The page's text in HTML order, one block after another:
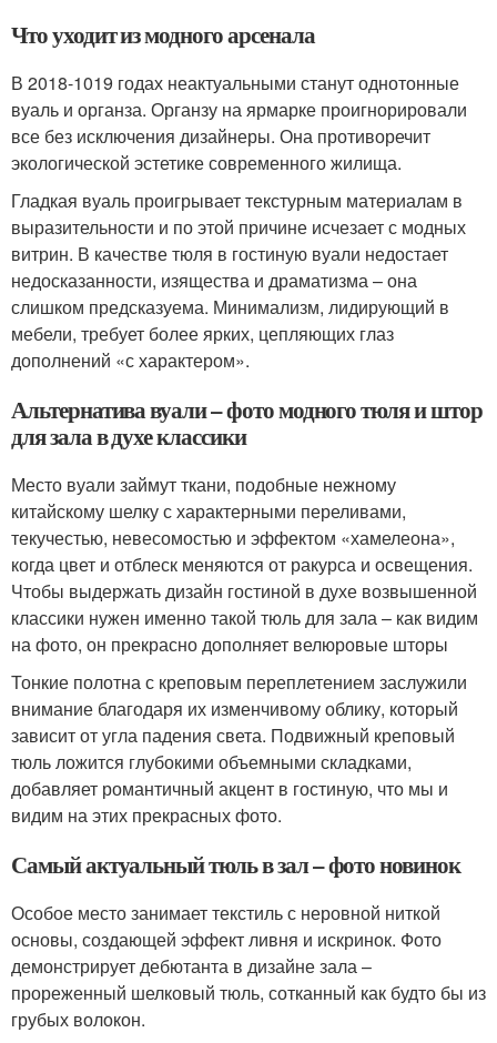
Что уходит из модного арсенала
В 2018-1019 годах неактуальными станут однотонные
вуаль и органза. Органзу на ярмарке проигнорировали
все без исключения дизайнеры. Она противоречит
экологической эстетике современного жилища.
Гладкая вуаль проигрывает текстурным материалам в
выразительности и по этой причине исчезает с модных
витрин. В качестве тюля в гостиную вуали недостает
недосказанности, изящества и драматизма – она
слишком предсказуема. Минимализм, лидирующий в
мебели, требует более ярких, цепляющих глаз
дополнений «с характером».
Альтернатива вуали – фото модного тюля и штор
для зала в духе классики
Место вуали займут ткани, подобные нежному
китайскому шелку с характерными переливами,
текучестью, невесомостью и эффектом «хамелеона»,
когда цвет и отблеск меняются от ракурса и освещения.
Чтобы выдержать дизайн гостиной в духе возвышенной
классики нужен именно такой тюль для зала – как видим
на фото, он прекрасно дополняет велюровые шторы
Тонкие полотна с креповым переплетением заслужили
внимание благодаря их изменчивому облику, который
зависит от угла падения света. Подвижный креповый
тюль ложится глубокими объемными складками,
добавляет романтичный акцент в гостиную, что мы и
видим на этих прекрасных фото.
Самый актуальный тюль в зал – фото новинок
Особое место занимает текстиль с неровной ниткой
основы, создающей эффект ливня и искринок. Фото
демонстрирует дебютанта в дизайне зала –
прореженный шелковый тюль, сотканный как будто бы из
грубых волокон.